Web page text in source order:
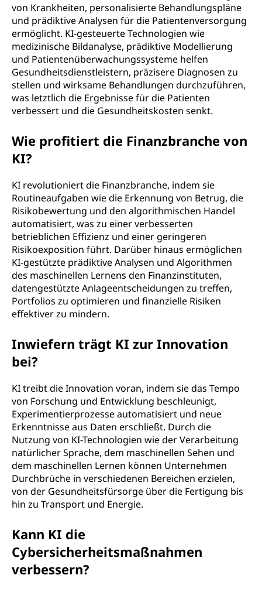
von Krankheiten, personalisierte Behandlungspläne
und prädiktive Analysen für die Patientenversorgung
ermöglicht. KI-gesteuerte Technologien wie
medizinische Bildanalyse, prädiktive Modellierung
und Patientenüberwachungssysteme helfen
Gesundheitsdienstleistern, präzisere Diagnosen zu
stellen und wirksame Behandlungen durchzuführen,
was letztlich die Ergebnisse für die Patienten
verbessert und die Gesundheitskosten senkt.
Wie profitiert die Finanzbranche von
KI?
KI revolutioniert die Finanzbranche, indem sie
Routineaufgaben wie die Erkennung von Betrug, die
Risikobewertung und den algorithmischen Handel
automatisiert, was zu einer verbesserten
betrieblichen Effizienz und einer geringeren
Risikoexposition führt. Darüber hinaus ermöglichen
KI-gestützte prädiktive Analysen und Algorithmen
des maschinellen Lernens den Finanzinstituten,
datengestützte Anlageentscheidungen zu treffen,
Portfolios zu optimieren und finanzielle Risiken
effektiver zu mindern.
Inwiefern trägt KI zur Innovation
bei?
KI treibt die Innovation voran, indem sie das Tempo
von Forschung und Entwicklung beschleunigt,
Experimentierprozesse automatisiert und neue
Erkenntnisse aus Daten erschließt. Durch die
Nutzung von KI-Technologien wie der Verarbeitung
natürlicher Sprache, dem maschinellen Sehen und
dem maschinellen Lernen können Unternehmen
Durchbrüche in verschiedenen Bereichen erzielen,
von der Gesundheitsfürsorge über die Fertigung bis
hin zu Transport und Energie.
Kann KI die
Cybersicherheitsmaßnahmen
verbessern?